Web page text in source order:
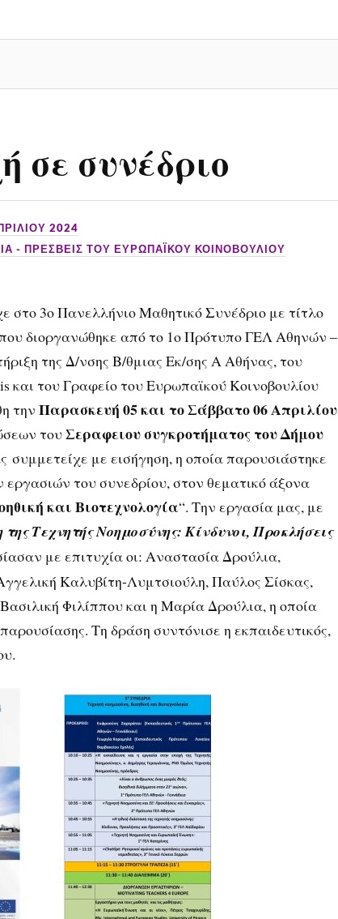
σε συνέδριο
2024
- ΠΡΕΣΒΕΙΣ ΤΟΥ ΕΥΡΩΠΑΪΚΟΥ ΚΟΙΝΟΒΟΥΛΙΟΥ
στο 3ο Πανελλήνιο Μαθητικό Συνέδριο με τίτλο
διοργανώθηκε από το 1ο Πρότυπο ΓΕΛ Αθηνών –
της Δ/νσης Β/θμιας Εκ/σης Α Αθήνας, του
και τουΓραφείο του Ευρωπαϊκού Κοινοβουλίου
τηνΠαρασκευή 05 και το Σάββατο 06 Απριλίου
τουΣεραφειου συγκροτήματος του Δήμου
συμμετείχε με εισήγηση, η οποία παρουσιάστηκε
του συνεδρίου, στον θεματικό άξονα
και Βιοτεχνολογία“. Την εργασία μας, με
Τεχνητής Νοημοσύνης: Κίνδυνοι, Προκλήσεις
με επιτυχία οι: Αναστασία Δρούλια,
Καλυβίτη-Λυμτσιούλη, Παύλος Σίσκας,
Φιλίππου και η Μαρία Δρούλια, η οποία
Τη δράση συντόνισε η εκπαιδευτικός,